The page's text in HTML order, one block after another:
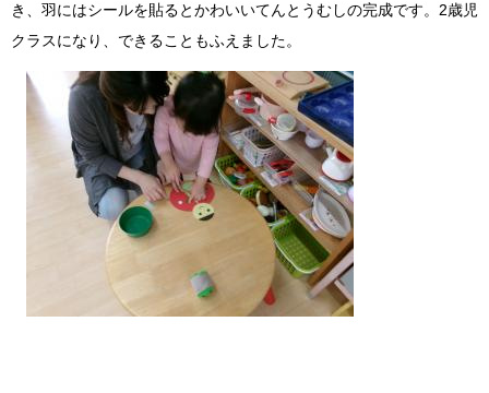
き、羽にはシールを貼るとかわいいてんとうむしの完成です。2歳児
クラスになり、できることもふえました。